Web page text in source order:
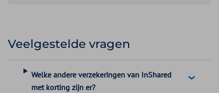
Veelgestelde vragen
Welke andere verzekeringen van InShared
met korting zijn er?